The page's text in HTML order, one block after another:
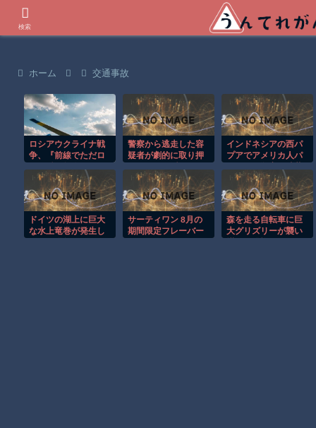
ホーム 交通事故
ロシアウクライナ戦
争、『前線でただロ
ンに殺戮されてるだ
け』という謎の状態
に
警察から逃走した容
疑者が劇的に取り押
インドネシアの西パ
プアでアメリカ人パ
組織が主張。
ドイツの湖上に巨大
な水上竜巻が発生し
サーティワン 8月の
期間限定フレーバー
森を走る自転車に巨
大グリズリーが襲い
検索